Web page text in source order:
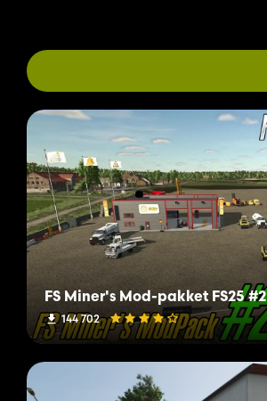
FS Miner's Mod-pakket FS25 #2
144 702